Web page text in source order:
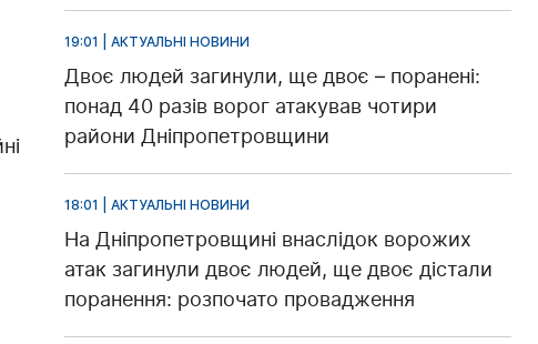
19:01 | АКТУАЛЬНІ НОВИНИ
Двоє людей загинули, ще двоє – поранені:
понад 40 разів ворог атакував чотири
райони Дніпропетровщини
18:01 | АКТУАЛЬНІ НОВИНИ
На Дніпропетровщині внаслідок ворожих
атак загинули двоє людей, ще двоє дістали
поранення: розпочато провадження